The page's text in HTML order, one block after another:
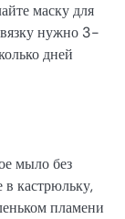
маску для
нужно 3-
дней
мыло без
кастрюльку,
пламени